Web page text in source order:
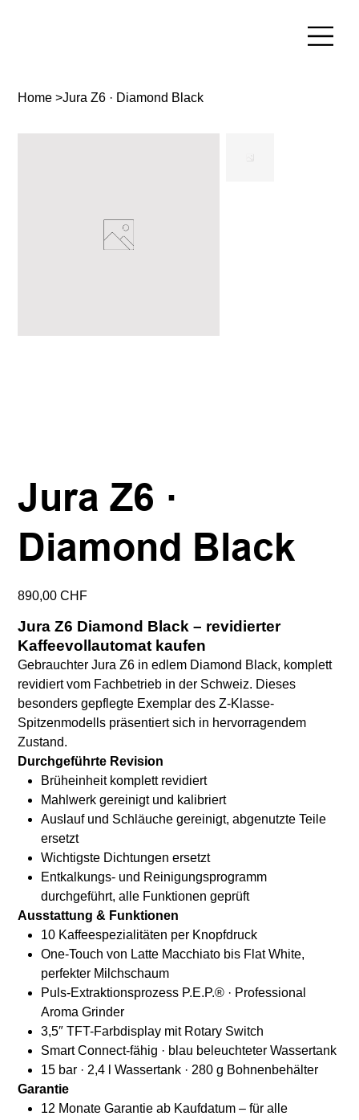
Home >Jura Z6 · Diamond Black
Jura Z6 ·
Diamond Black
Preis
890,00 CHF
Jura Z6 Diamond Black – revidierter
Kaffeevollautomat kaufen
Gebrauchter Jura Z6 in edlem Diamond Black, komplett
revidiert vom Fachbetrieb in der Schweiz. Dieses
besonders gepflegte Exemplar des Z-Klasse-
Spitzenmodells präsentiert sich in hervorragendem
Zustand.
Durchgeführte Revision
Brüheinheit komplett revidiert
Mahlwerk gereinigt und kalibriert
Auslauf und Schläuche gereinigt, abgenutzte Teile
ersetzt
Wichtigste Dichtungen ersetzt
Entkalkungs- und Reinigungsprogramm
durchgeführt, alle Funktionen geprüft
Ausstattung & Funktionen
10 Kaffeespezialitäten per Knopfdruck
One-Touch von Latte Macchiato bis Flat White,
perfekter Milchschaum
Puls-Extraktionsprozess P.E.P.® · Professional
Aroma Grinder
3,5″ TFT-Farbdisplay mit Rotary Switch
Smart Connect-fähig · blau beleuchteter Wassertank
15 bar · 2,4 l Wassertank · 280 g Bohnenbehälter
Garantie
12 Monate Garantie ab Kaufdatum – für alle